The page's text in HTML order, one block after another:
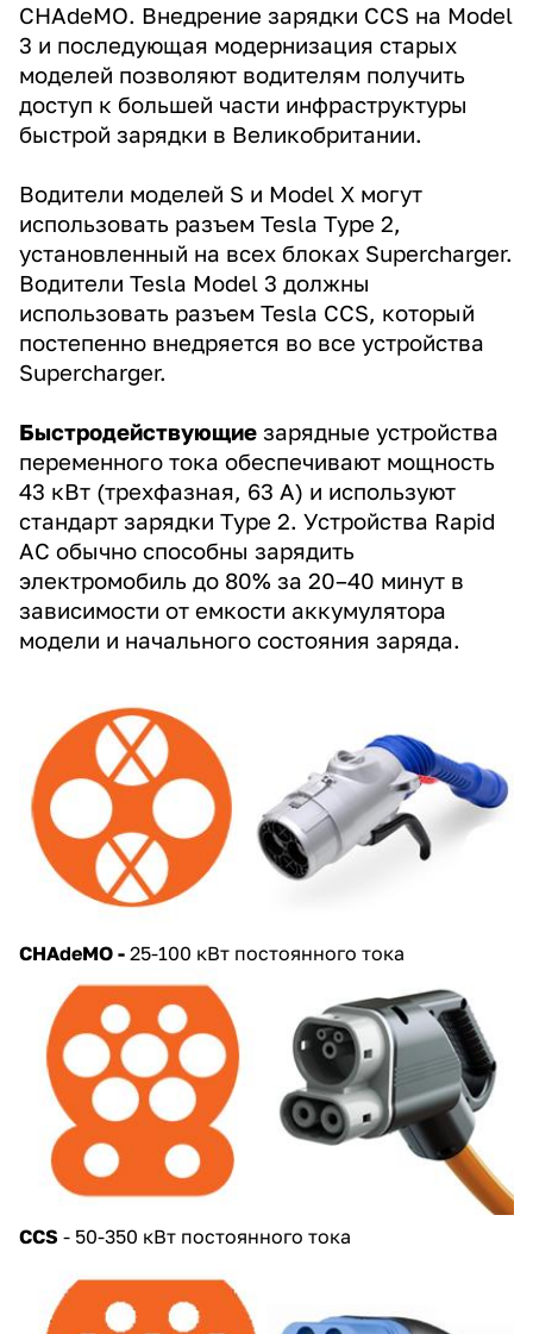
CHAdeMO. Внедрение зарядки CCS на Model
3 и последующая модернизация старых
моделей позволяют водителям получить
доступ к большей части инфраструктуры
быстрой зарядки в Великобритании.
Водители моделей S и Model X могут
использовать разъем Tesla Type 2,
установленный на всех блоках Supercharger.
Водители Tesla Model 3 должны
использовать разъем Tesla CCS, который
постепенно внедряется во все устройства
Supercharger.
Быстродействующие зарядные устройства
переменного тока обеспечивают мощность
43 кВт (трехфазная, 63 А) и используют
стандарт зарядки Type 2. Устройства Rapid
AC обычно способны зарядить
электромобиль до 80% за 20–40 минут в
зависимости от емкости аккумулятора
модели и начального состояния заряда.
CHAdeMO - 25-100 кВт постоянного тока
CCS - 50-350 кВт постоянного тока